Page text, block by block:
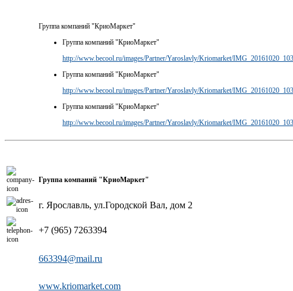
Группа компаний "КриоМаркет"
Группа компаний "КриоМаркет"
http://www.becool.ru/images/Partner/Yaroslavly/Kriomarket/
Группа компаний "КриоМаркет"
http://www.becool.ru/images/Partner/Yaroslavly/Kriomarket/
Группа компаний "КриоМаркет"
http://www.becool.ru/images/Partner/Yaroslavly/Kriomarket/
Группа компаний "КриоМаркет"
г. Ярославль, ул.Городской Вал, дом 2
+7 (965) 7263394
663394@mail.ru
www.kriomarket.com